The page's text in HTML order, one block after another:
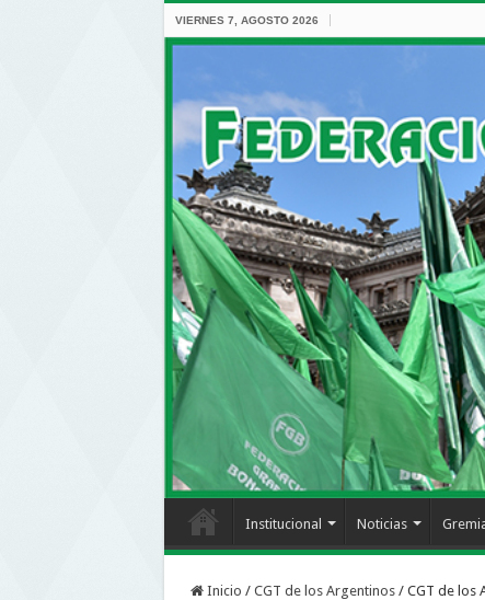
VIERNES 7, AGOSTO 2026
Institucional Noticias
Inicio / CGT de los Argentinos / CGT de los